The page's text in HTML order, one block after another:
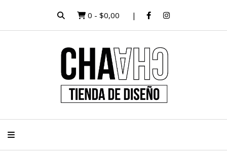
0 - $0,00